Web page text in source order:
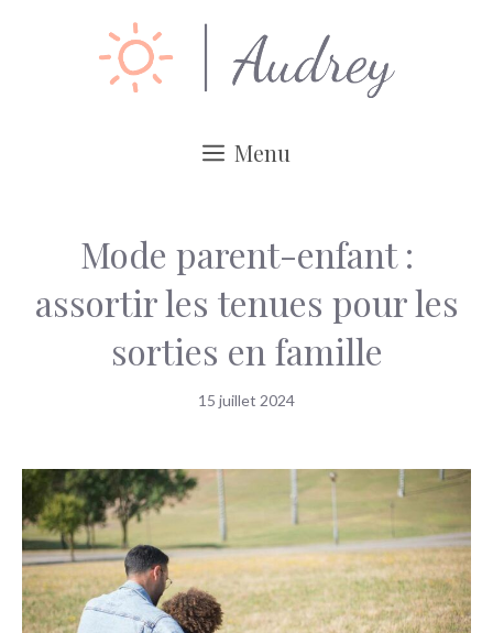
Menu
Mode parent-enfant :
assortir les tenues pour les
sorties en famille
15 juillet 2024